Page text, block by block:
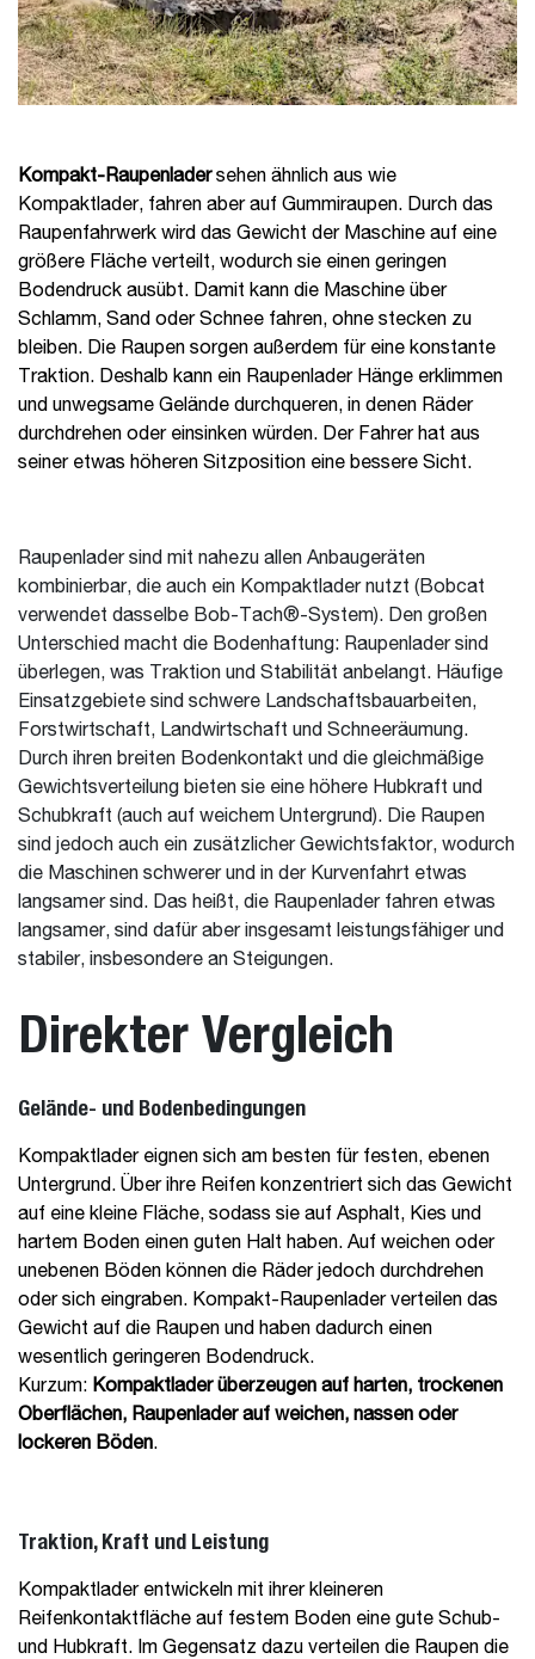
Kompakt-Raupenladersehen ähnlich aus wie
Kompaktlader, fahren aber auf Gummiraupen. Durch das
Raupenfahrwerk wird das Gewicht der Maschine auf eine
größere Fläche verteilt, wodurch sie einen geringen
Bodendruck ausübt. Damit kann die Maschine über
Schlamm, Sand oder Schnee fahren, ohne stecken zu
bleiben. Die Raupen sorgen außerdem für eine konstante
Traktion. Deshalb kann ein Raupenlader Hänge erklimmen
und unwegsame Gelände durchqueren, in denen Räder
durchdrehen oder einsinken würden. Der Fahrer hat aus
seiner etwas höheren Sitzposition eine bessere Sicht.
Raupenlader sind mit nahezu allen Anbaugeräten
kombinierbar, die auch ein Kompaktlader nutzt (Bobcat
verwendet dasselbe Bob-Tach®-System). Den großen
Unterschied macht die Bodenhaftung: Raupenlader sind
überlegen, was Traktion und Stabilität anbelangt. Häufige
Einsatzgebiete sind schwere Landschaftsbauarbeiten,
Forstwirtschaft, Landwirtschaft und Schneeräumung.
Durch ihren breiten Bodenkontakt und die gleichmäßige
Gewichtsverteilung bieten sie eine höhere Hubkraft und
Schubkraft (auch auf weichem Untergrund). Die Raupen
sind jedoch auch ein zusätzlicher Gewichtsfaktor, wodurch
die Maschinen schwerer und in der Kurvenfahrt etwas
langsamer sind. Das heißt, die Raupenlader fahren etwas
langsamer, sind dafür aber insgesamt leistungsfähiger und
stabiler, insbesondere an Steigungen.
Direkter Vergleich
Gelände- und Bodenbedingungen
Kompaktlader eignen sich am besten für festen, ebenen
Untergrund. Über ihre Reifen konzentriert sich das Gewicht
auf eine kleine Fläche, sodass sie auf Asphalt, Kies und
hartem Boden einen guten Halt haben. Auf weichen oder
unebenen Böden können die Räder jedoch durchdrehen
oder sich eingraben. Kompakt-Raupenlader verteilen das
Gewicht auf die Raupen und haben dadurch einen
wesentlich geringeren Bodendruck.
Kurzum: Kompaktlader überzeugen auf harten, trockenen
Oberflächen, Raupenlader auf weichen, nassen oder
lockeren Böden.
Traktion, Kraft und Leistung
Kompaktlader entwickeln mit ihrer kleineren
Reifenkontaktfläche auf festem Boden eine gute Schub-
und Hubkraft. Im Gegensatz dazu verteilen die Raupen die